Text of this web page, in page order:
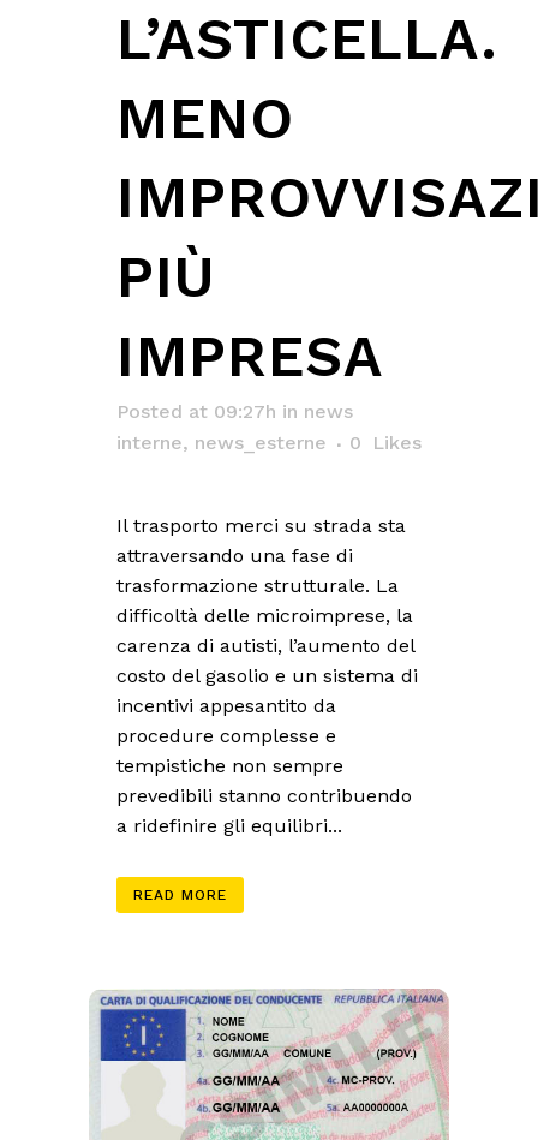
L’ASTICELLA.
MENO
PIÙ
IMPRESA
Posted at 09:27h in news
interne, news_esterne 0 Likes
Il trasporto merci su strada sta
attraversando una fase di
trasformazione strutturale. La
difficoltà delle microimprese, la
carenza di autisti, l’aumento del
costo del gasolio e un sistema di
incentivi appesantito da
procedure complesse e
tempistiche non sempre
prevedibili stanno contribuendo
a ridefinire gli equilibri...
READ MORE